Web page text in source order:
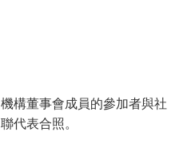
機構董事會成員的參加者與社
聯代表合照。